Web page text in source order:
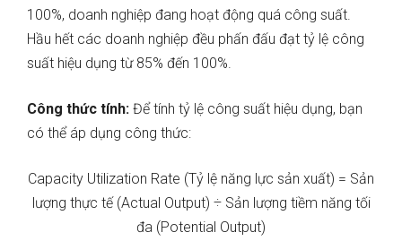
100%, doanh nghiệp đang hoạt động quá công suất.
Hầu hết các doanh nghiệp đều phấn đấu đạt tỷ lệ công
suất hiệu dụng từ ​​85% đến 100%.
Công thức tính: Để tính tỷ lệ công suất hiệu dụng, bạn
có thể áp dụng công thức:
Capacity Utilization Rate (Tỷ lệ năng lực sản xuất) = Sản
lượng thực tế (Actual Output) ÷ Sản lượng tiềm năng tối
đa (Potential Output)